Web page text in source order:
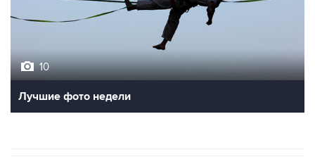
10
Лучшие фото недели